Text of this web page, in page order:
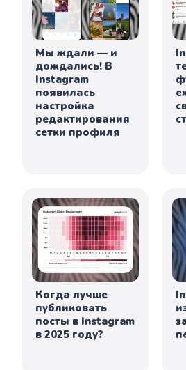
Мы ждали — и
дождались! В
Instagram
появилась
настройка
редактирования
сетки профиля
Когда лучше
публиковать
посты в Instagram
в 2025 году?